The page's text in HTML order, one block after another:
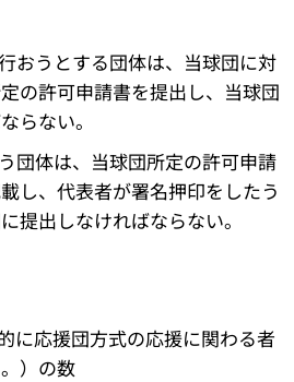
おうとする団体は、当球団に対
の許可申請書を提出し、当球団
らない。
団体は、当球団所定の許可申請
し、代表者が署名押印をしたう
提出しなければならない。
に応援団方式の応援に関わる者
）の数